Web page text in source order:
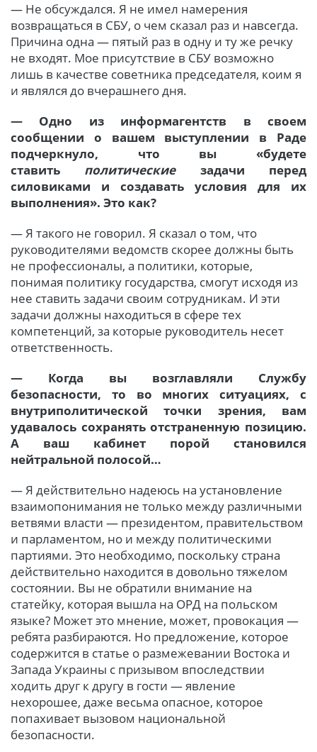
— Не обсуждался. Я не имел намерения
возвращаться в СБУ, о чем сказал раз и навсегда.
Причина одна — пятый раз в одну и ту же речку
не входят. Мое присутствие в СБУ возможно
лишь в качестве советника председателя, коим я
и являлся до вчерашнего дня.
— Одно из информагентств в своем
сообщении о вашем выступлении в Раде
подчеркнуло, что вы «будете
ставить политические задачи перед
силовиками и создавать условия для их
выполнения». Это как?
— Я такого не говорил. Я сказал о том, что
руководителями ведомств скорее должны быть
не профессионалы, а политики, которые,
понимая политику государства, смогут исходя из
нее ставить задачи своим сотрудникам. И эти
задачи должны находиться в сфере тех
компетенций, за которые руководитель несет
ответственность.
— Когда вы возглавляли Службу
безопасности, то во многих ситуациях, с
внутриполитической точки зрения, вам
удавалось сохранять отстраненную позицию.
А ваш кабинет порой становился
нейтральной полосой…
— Я действительно надеюсь на установление
взаимопонимания не только между различными
ветвями власти — президентом, правительством
и парламентом, но и между политическими
партиями. Это необходимо, поскольку страна
действительно находится в довольно тяжелом
состоянии. Вы не обратили внимание на
статейку, которая вышла на ОРД на польском
языке? Может это мнение, может, провокация —
ребята разбираются. Но предложение, которое
содержится в статье о размежевании Востока и
Запада Украины с призывом впоследствии
ходить друг к другу в гости — явление
нехорошее, даже весьма опасное, которое
попахивает вызовом национальной
безопасности.